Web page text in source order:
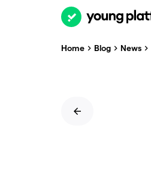
Home Blog News